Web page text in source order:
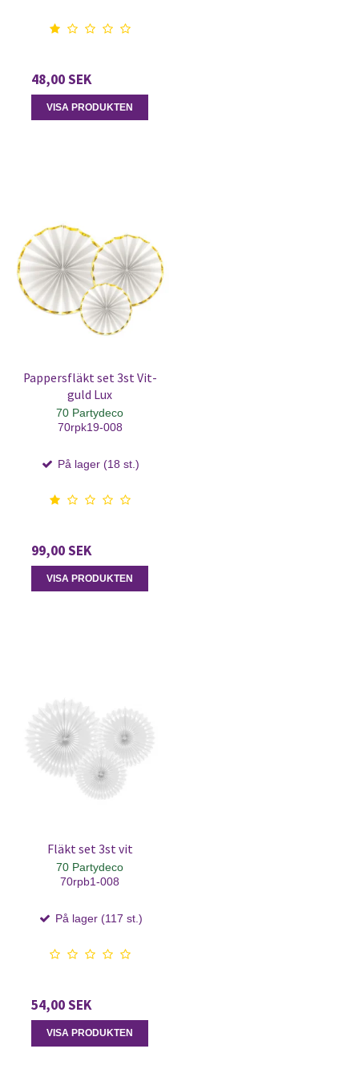
48,00 SEK
VISA PRODUKTEN
Pappersfläkt set 3st Vit-
guld Lux
70 Partydeco
70rpk19-008
På lager (18 st.)
99,00 SEK
VISA PRODUKTEN
Fläkt set 3st vit
70 Partydeco
70rpb1-008
På lager (117 st.)
54,00 SEK
VISA PRODUKTEN